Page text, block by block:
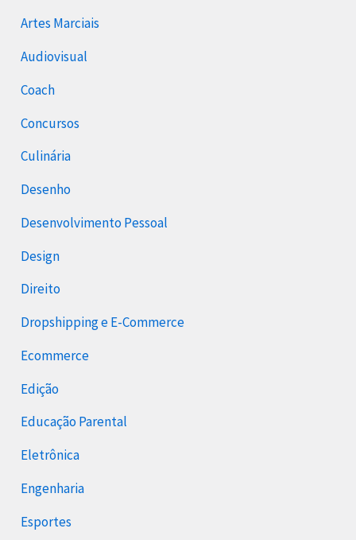
Artes Marciais
Audiovisual
Coach
Concursos
Culinária
Desenho
Desenvolvimento Pessoal
Design
Direito
Dropshipping e E-Commerce
Ecommerce
Edição
Educação Parental
Eletrônica
Engenharia
Esportes